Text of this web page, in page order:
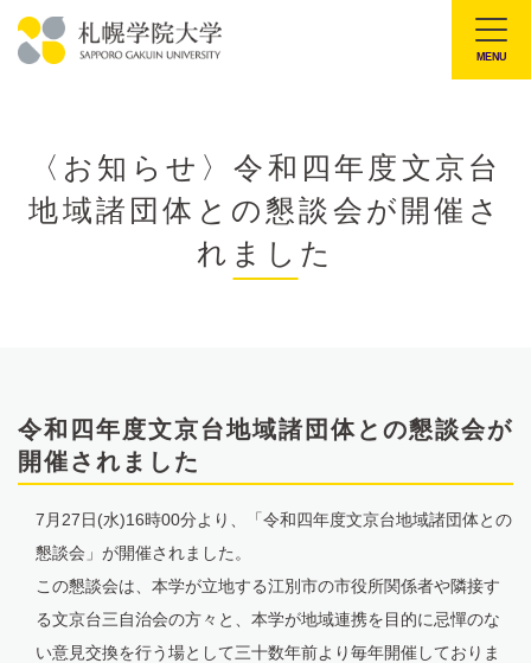
文
大
MENU
〈お知らせ〉令和四年度文京台
地域諸団体との懇談会が開催さ
れました
令和四年度文京台地域諸団体との懇談会が
開催されました
7月27日(水)16時00分より、「令和四年度文京台地域諸団体との
懇談会」が開催されました。
この懇談会は、本学が立地する江別市の市役所関係者や隣接す
る文京台三自治会の方々と、本学が地域連携を目的に忌憚のな
い意見交換を行う場として三十数年前より毎年開催しておりま